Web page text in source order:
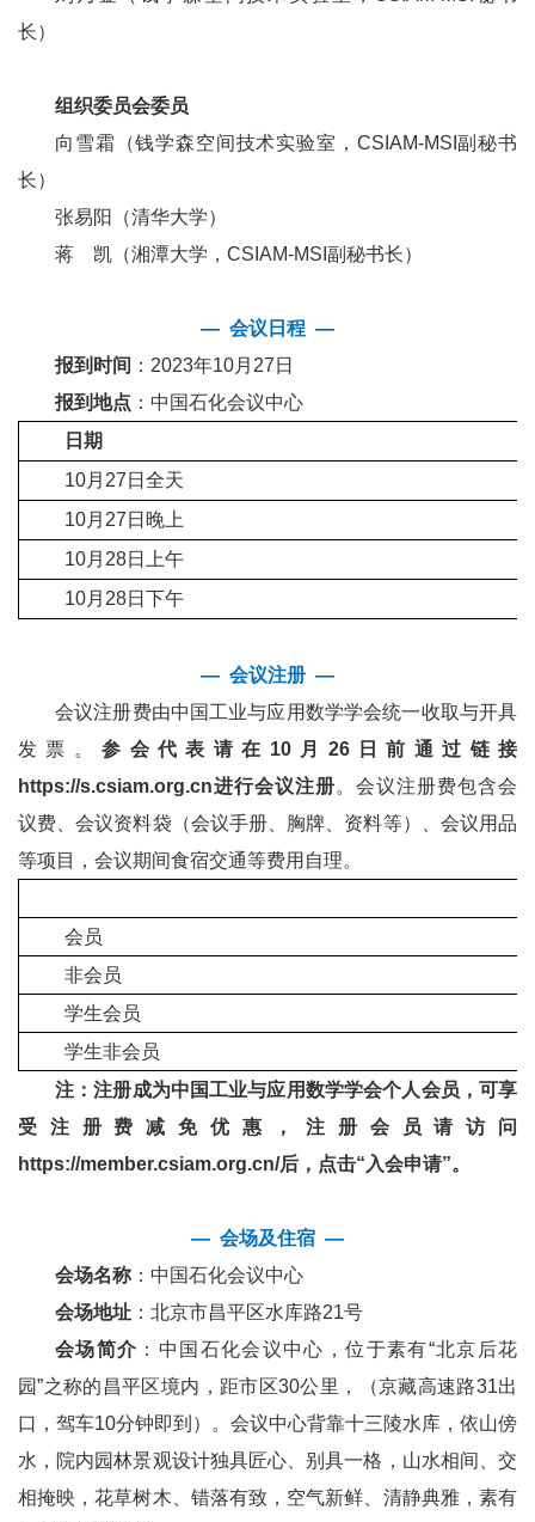
长）
组织委员会委员
向雪霜（钱学森空间技术实验室，CSIAM-MSI副秘书
长）
张易阳（清华大学）
蒋 凯（湘潭大学，CSIAM-MSI副秘书长）
— 会议日程 —
报到时间 ：2023年10月27日
报到地点 ：中国石化会议中心
日期
10月27日全天
10月27日晚上
10月28日上午
10月28日下午
— 会议注册 —
会议注册费由中国工业与应用数学学会统一收取与开具
发票。参会代表请在10月26日前通过链接
https://s.csiam.org.cn进行会议注册。会议注册费包含会
议费、会议资料袋（会议手册、胸牌、资料等）、会议用品
等项目，会议期间食宿交通等费用自理。
会员
非会员
学生会员
学生非会员
注：注册成为中国工业与应用数学学会个人会员，可享
受注册费减免优惠，注册会员请访问
https://member.csiam.org.cn/后，点击“入会申请”。
— 会场及住宿 —
会场名称：中国石化会议中心
会场地址：北京市昌平区水库路21号
会场简介 ：中国石化会议中心，位于素有“北京后花
园”之称的昌平区境内，距市区30公里，（京藏高速路31出
口，驾车10分钟即到）。会议中心背靠十三陵水库，依山傍
水，院内园林景观设计独具匠心、别具一格，山水相间、交
相掩映，花草树木、错落有致，空气新鲜、清静典雅，素有